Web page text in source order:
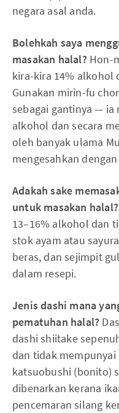
negara asal anda.
Bolehkah saya
masakan halal? Hon-
kira-kira 14% alkohol
Gunakan mirin-fu
sebagai gantinya — ia
alkohol dan secara
oleh banyak ulama
mengesahkan
Adakah sake
untuk masakan halal?
13–16% alkohol dan
stok ayam atau
beras, dan sejimpit
dalam resepi.
Jenis dashi mana
pematuhan halal?
dashi shiitake
dan tidak
katsuobushi (bonito)
dibenarkan kerana
pencemaran silang